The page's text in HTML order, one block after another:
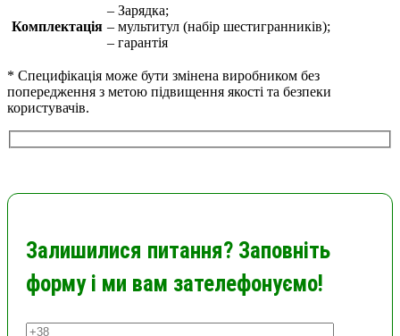
Комплектація
– Зарядка;
– мультитул (набір шестигранників);
– гарантія
* Специфікація може бути змінена виробником без
попередження з метою підвищення якості та безпеки
користувачів.
Залишилися питання? Заповніть
форму і ми вам зателефонуємо!